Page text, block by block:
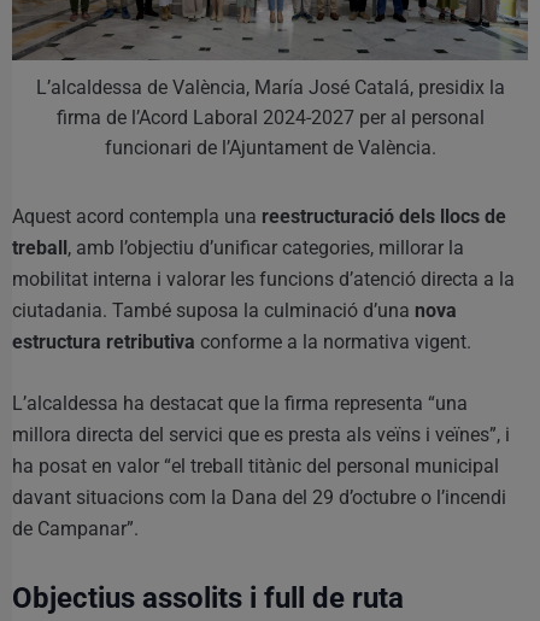
L’alcaldessa de València, María José Catalá, presidix la
firma de l’Acord Laboral 2024-2027 per al personal
funcionari de l’Ajuntament de València.
Aquest acord contempla una reestructuració dels llocs de
treball , amb l’objectiu d’unificar categories, millorar la
mobilitat interna i valorar les funcions d’atenció directa a la
ciutadania. També suposa la culminació d’una nova
estructura retributiva conforme a la normativa vigent.
L’alcaldessa ha destacat que la firma representa “una
millora directa del servici que es presta als veïns i veïnes”, i
ha posat en valor “el treball titànic del personal municipal
davant situacions com la Dana del 29 d’octubre o l’incendi
de Campanar”.
Objectius assolits i full de ruta